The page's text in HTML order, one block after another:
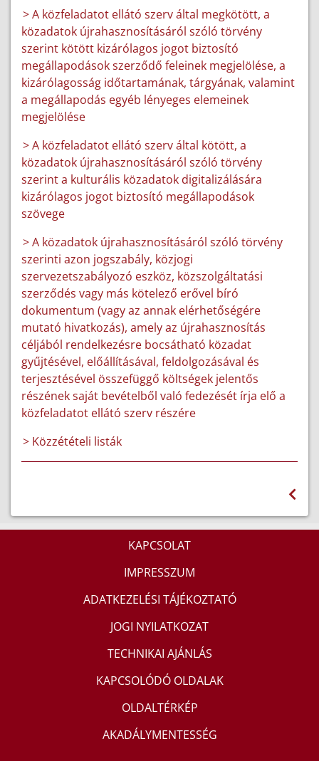
> A közfeladatot ellátó szerv által megkötött, a
közadatok újrahasznosításáról szóló törvény
szerint kötött kizárólagos jogot biztosító
megállapodások szerződő feleinek megjelölése, a
kizárólagosság időtartamának, tárgyának, valamint
a megállapodás egyéb lényeges elemeinek
megjelölése
> A közfeladatot ellátó szerv által kötött, a
közadatok újrahasznosításáról szóló törvény
szerint a kulturális közadatok digitalizálására
kizárólagos jogot biztosító megállapodások
szövege
> A közadatok újrahasznosításáról szóló törvény
szerinti azon jogszabály, közjogi
szervezetszabályozó eszköz, közszolgáltatási
szerződés vagy más kötelező erővel bíró
dokumentum (vagy az annak elérhetőségére
mutató hivatkozás), amely az újrahasznosítás
céljából rendelkezésre bocsátható közadat
gyűjtésével, előállításával, feldolgozásával és
terjesztésével összefüggő költségek jelentős
részének saját bevételből való fedezését írja elő a
közfeladatot ellátó szerv részére
> Közzétételi listák
KAPCSOLAT
IMPRESSZUM
ADATKEZELÉSI TÁJÉKOZTATÓ
JOGI NYILATKOZAT
TECHNIKAI AJÁNLÁS
KAPCSOLÓDÓ OLDALAK
OLDALTÉRKÉP
AKADÁLYMENTESSÉG